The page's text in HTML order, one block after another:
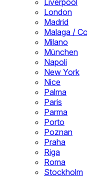
Liverpool
London
Madrid
Malaga /
Milano
München
Napoli
New York
Nice
Palma
Paris
Parma
Porto
Poznan
Praha
Riga
Roma
Stockholm